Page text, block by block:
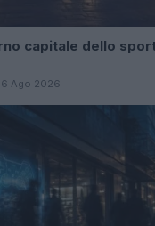
capitale dello
6 Ago 2026